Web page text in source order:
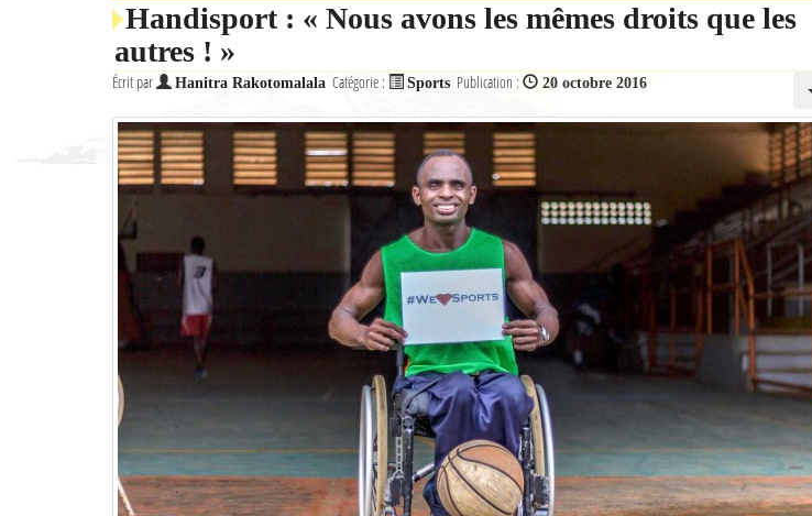
Handisport : « Nous avons les mêmes droits que les
autres ! »
Écrit par Hanitra Rakotomalala Catégorie : Sports Publication : 20 octobre 2016